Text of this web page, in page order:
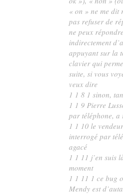
« on » ne me dit
pas refuser de
ne peux
indirectement
appuyant sur la
clavier qui
suite, si vous
veux dire
1 1 8 1 sinon,
1 1 9 Pierre
par téléphone, a
1 1 10 le
interrogé par
agacé
1 1 11 j’en suis
moment
1 1 11 1 ce bug
Mendy est